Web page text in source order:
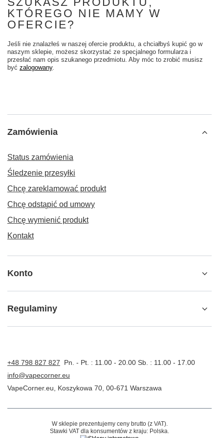
KTÓREGO NIE MAMY W
OFERCIE?
Jeśli nie znalazłeś w naszej ofercie produktu, a chciałbyś kupić go w
naszym sklepie, możesz skorzystać ze specjalnego formularza i
przesłać nam opis szukanego przedmiotu. Aby móc to zrobić musisz
być zalogowany.
Zamówienia
Status zamówienia
Śledzenie przesyłki
Chcę zareklamować produkt
Chcę odstąpić od umowy
Chcę wymienić produkt
Kontakt
Konto
Regulaminy
+48 798 827 827
Pn. - Pt. : 11.00 - 20.00 Sb. : 11.00 - 17.00
info@vapecorner.eu
VapeCorner.eu
Koszykowa 70 00-671 Warszawa
W sklepie prezentujemy ceny brutto (z VAT).
Stawki VAT dla konsumentów z kraju: Polska.